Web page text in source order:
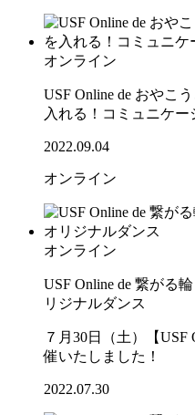
オンライン
USF Online de おやこ
入れる！コミュニケー
2022.09.04
オンライン
オンライン
USF Online de 繋がる
リジナルダンス
７月30日（土）【USF
催いたしました！
2022.07.30